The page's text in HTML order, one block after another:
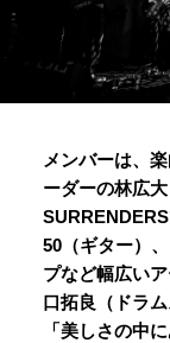
メンバーは、
ーダーの林広
50（ギター）
プなど幅広い
口拓良（ドラ
「美しさの中